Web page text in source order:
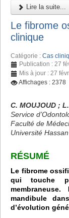
Lire la suite...
Le fibrome
clinique
Catégorie : Cas
Publication : 27
Mis à jour : 27
Affichages : 2378
C. MOUJOUD ;
Service
Faculté de
Université
RÉSUMÉ
Le fibrome
qui touche
mandibule
d’évolution